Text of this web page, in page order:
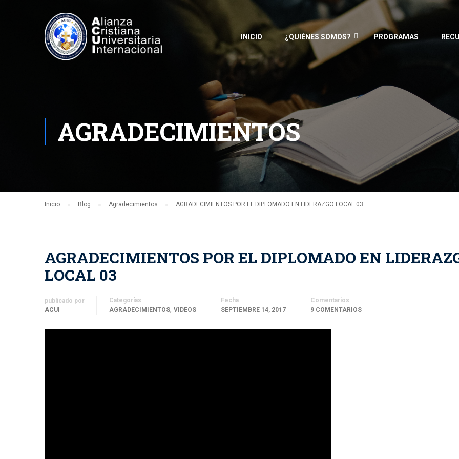
INICIO ¿QUIÉNES SOMOS? PROGRAMAS
AGRADECIMIENTOS
Inicio Blog Agradecimientos AGRADECIMIENTOS POR EL DIPLOMADO EN LIDERAZGO LOCAL 03
AGRADECIMIENTOS POR EL DIPLOMADO EN
LOCAL 03
publicado por
ACUI
Categorías
AGRADECIMIENTOS, VIDEOS
Fecha
SEPTIEMBRE 14, 2017
Comentarios
9 COMENTARIOS